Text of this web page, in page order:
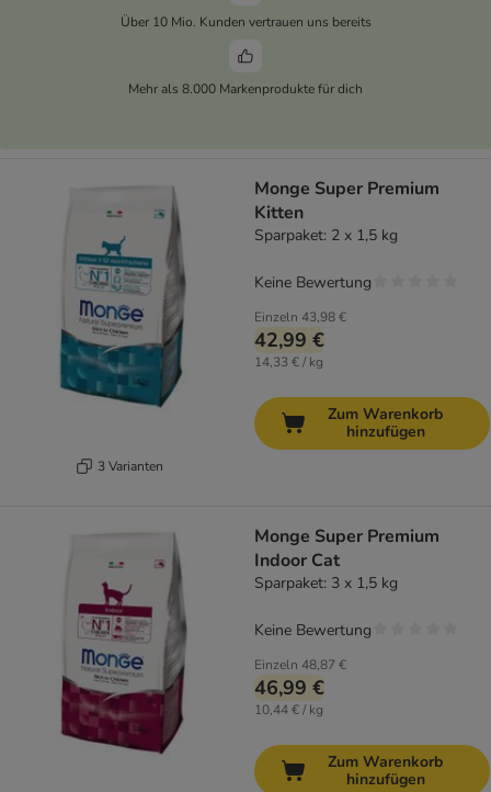
Über 10 Mio. Kunden vertrauen uns bereits
Mehr als 8.000 Markenprodukte für dich
3 Varianten
Monge Super Premium
Kitten
Sparpaket: 2 x 1,5 kg
Einzeln 43,98 €
42,99 €
14,33 € / kg
Keine Bewertung
Zum Warenkorb
hinzufügen
Monge Super Premium
Indoor Cat
Sparpaket: 3 x 1,5 kg
Einzeln 48,87 €
46,99 €
10,44 € / kg
Keine Bewertung
Zum Warenkorb
hinzufügen